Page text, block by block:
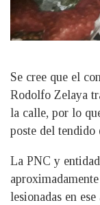
Se cree que el
Rodolfo Zelaya
la calle, por lo
poste del tendido
La PNC y
lesionadas en